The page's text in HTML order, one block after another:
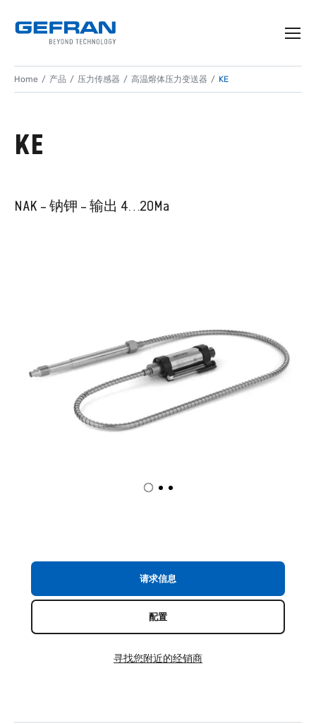
Home 产品 压力传感器 高温熔体压力变送器 KE
KE
NAK – 钠钾 – 输出 4…20Ma
请求信息
配置
寻找您附近的经销商